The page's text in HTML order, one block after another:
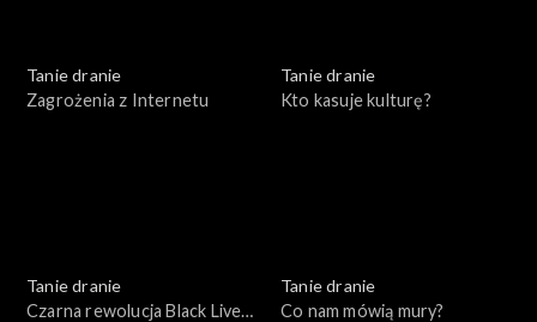
Tanie dranie
Zagrożenia z Internetu
Tanie dranie
Kto kasuje kulturę?
Tanie dranie
Czarna rewolucja Black Lives
Tanie dranie
Co nam mówią mury?